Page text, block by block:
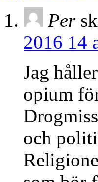
Per
2016 14
Jag
opium
och